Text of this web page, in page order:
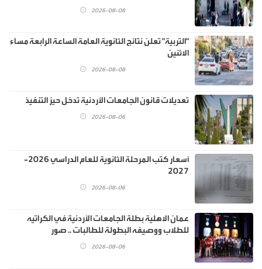
2026-08-08
"التربية" تعلن نتائج الثانوية العامة الساعة الرابعة مساء
الاثنين
2026-08-08
تعديلات قانون الجامعات الأردنية تدخل حيز التنفيذ
2026-08-06
أسعار كتب المرحلة الثانوية للعام الدراسي 2026-
2027
2026-08-06
عمان الاهلية بطلة الجامعات الأردنية في الكراتيه
للطلاب ووصيفه البطولة للطالبات .. صور
2026-08-06